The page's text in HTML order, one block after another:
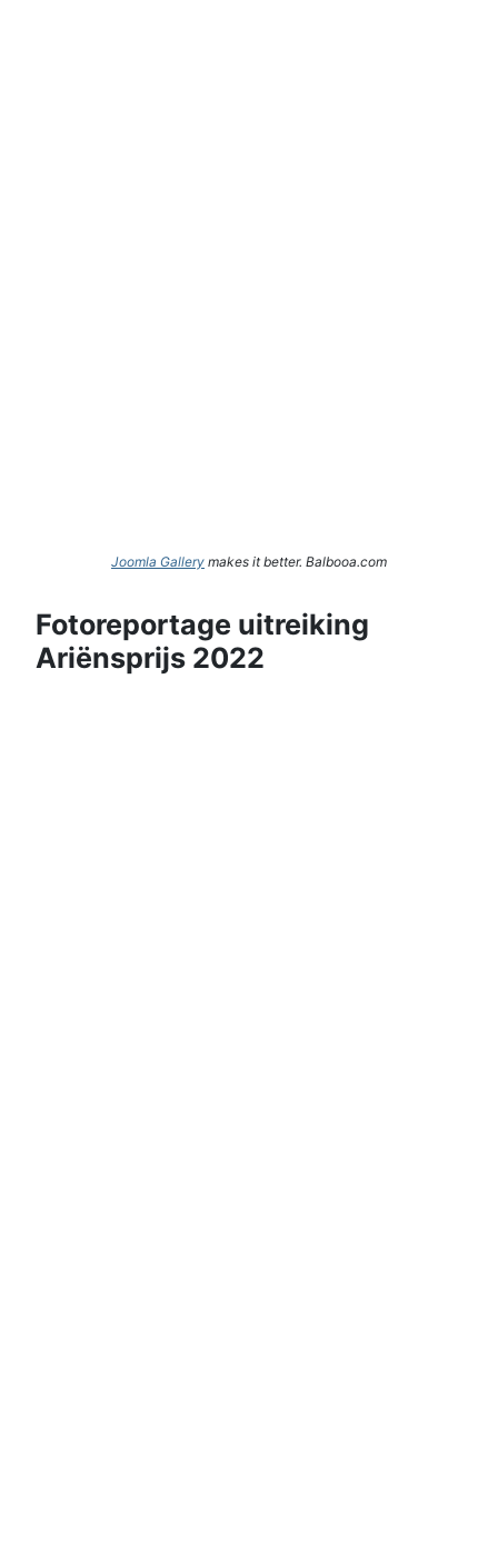
Joomla Gallery makes it better. Balbooa.com
Fotoreportage uitreiking
Ariënsprijs 2022